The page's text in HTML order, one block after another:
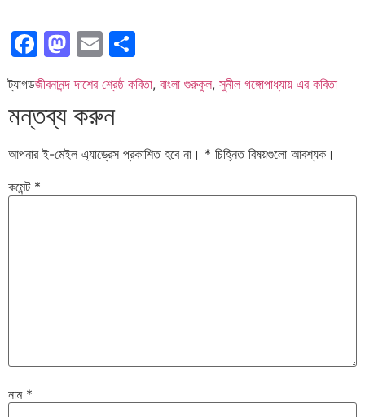
Facebook
Mastodon
Email
ট্যাগডজীবনানন্দ দাশের শ্রেষ্ঠ কবিতা, বাংলা গুরুকুল, সুনীল গঙ্গোপাধ্যায় এর কবিতা
মন্তব্য করুন
আপনার ই-মেইল এ্যাড্রেস প্রকাশিত হবে না। * চিহ্নিত বিষয়গুলো আবশ্যক।
কমেন্ট *
নাম *